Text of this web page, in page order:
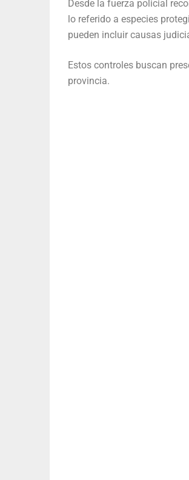
Desde la fuerza policial
lo referido a especies
pueden incluir causas
Estos controles buscan
provincia.